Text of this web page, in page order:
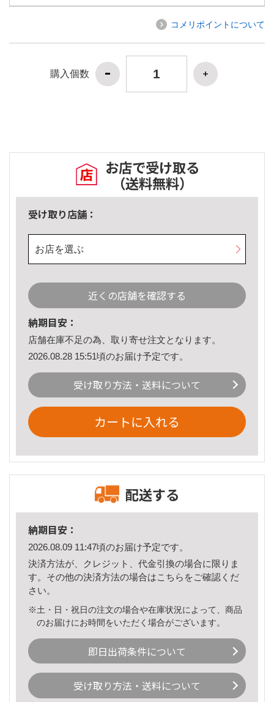
コメリポイントについて
購入個数
お店で受け取る
（送料無料）
受け取り店舗：
お店を選ぶ
近くの店舗を確認する
納期目安：
店舗在庫不足の為、取り寄せ注文となります。
2026.08.28 15:51頃のお届け予定です。
受け取り方法・送料について
カートに入れる
配送する
納期目安：
2026.08.09 11:47頃のお届け予定です。
決済方法が、クレジット、代金引換の場合に限りま
す。その他の決済方法の場合はこちら をご確認くだ
さい。
※土・日・祝日の注文の場合や在庫状況によって、商品
のお届けにお時間をいただく場合がございます。
即日出荷条件について
受け取り方法・送料について